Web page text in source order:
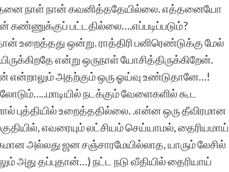
நாள் நான் கவனித்ததேயில்லை. எத்தனையோ
கண்ணுக்குப் பட்டதில்லை….எப்படிப்படும்?
உறைத்தது ஒன்று. ராத்திரி பனிரெண்டுக்கு மேல்
என்று ஒருநாள் யோசித்திருக்கிறேன்.
என்றாலும் அதற்கும் ஒரு ஓய்வு உண்டுதானே…!
நடக்கும் வேளைகளில் கூட
புத்தியில் உறைத்ததில்லை. .என்ன ஒரு தீவிரமான
எவரையும் லட்சியம் செய்யாமல், தைரியமாய்
அல்லது ஜன சஞ்சாரமேயில்லாத, யாரும் லேசில்
அது தப்புதான்…) நட்ட நடு வீதியில் தைரியாய்